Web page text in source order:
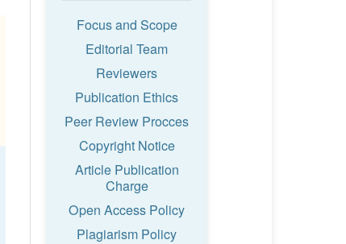
Focus and Scope
Editorial Team
Reviewers
Publication Ethics
Peer Review Procces
Copyright Notice
Article Publication
Charge
Open Access Policy
Plagiarism Policy